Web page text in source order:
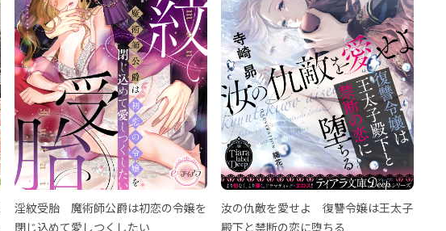
淫紋受胎 魔術師公爵は初恋の令嬢を
閉じ込めて愛しつくしたい
汝の仇敵を愛せよ 復讐令嬢は王太子
殿下と禁断の恋に堕ちる